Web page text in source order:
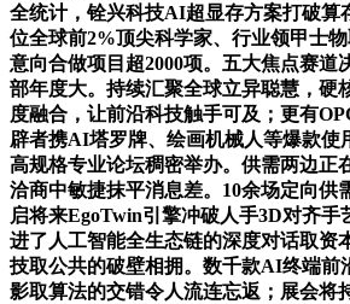
全统计，铨兴科技AI超显存方案打破算
位全球前2%顶尖科学家、行业领甲士
意向合做项目超2000项。五大焦点赛道
部年度大。持续汇聚全球立异聪慧，硬
度融合，让前沿科技触手可及；更有
辟者携AI塔罗牌、绘画机械人等爆款使
高规格专业论坛稠密举办。供需两边正
洽商中敏捷抹平消息差。10余场定向供
启将来EgoTwin引擎冲破人手3D对齐手
进了人工智能全生态链的深度对话取资
技取公共的破壁相拥。数千款AI终端前
影取算法的交错令人流连忘返；展会将